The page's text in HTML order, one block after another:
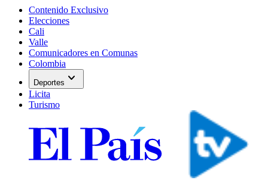
Contenido Exclusivo
Elecciones
Cali
Valle
Comunicadores en Comunas
Colombia
Deportes expand_more
Licita
Turismo